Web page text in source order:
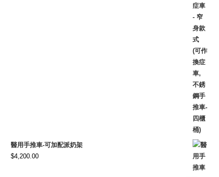
醫用手推車-可加配派奶架
$4,200.00